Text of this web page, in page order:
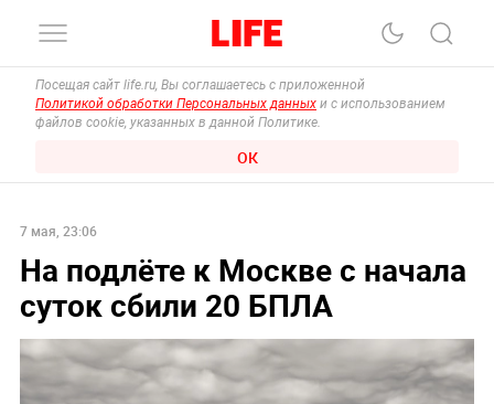
Посещая сайт life.ru, Вы соглашаетесь с приложенной
Политикой обработки Персональных данных и с использованием
файлов cookie, указанных в данной Политике.
ОК
7 мая, 23:06
На подлёте к Москве с начала
суток сбили 20 БПЛА